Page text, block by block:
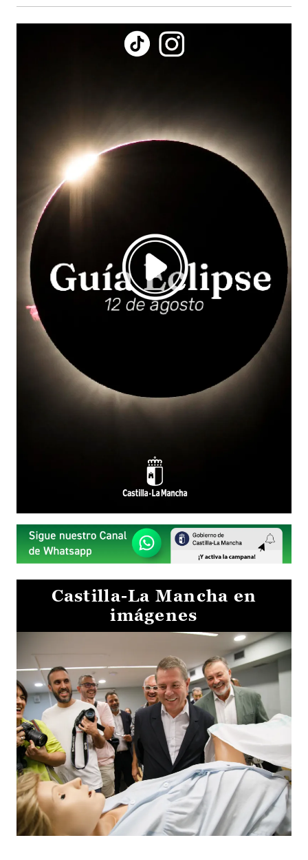
Castilla-La Mancha en
imágenes